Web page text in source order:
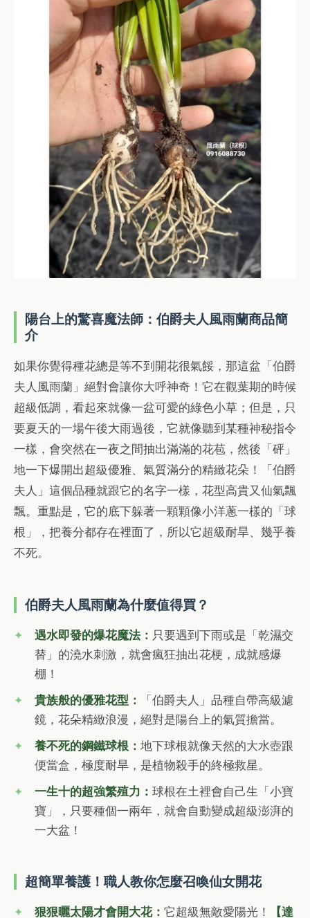
陽台上的驚喜魔法師：伯爵夫人風雨蘭商品簡
介
如果你覺得種花總是等不到開花很氣餒，那這盆「伯爵
夫人風雨蘭」絕對會讓你大呼神奇！它在觀葉期的時候
超級低調，看起來就像一盆可愛的綠色小草；但是，只
要夏天的一場午後大雨過後，它就像聽到某種神秘指令
一樣，會突然在一夜之間抽出滿滿的花苞，然後「砰」
地一下爆開出超級優雅、氣質滿分的精緻花朵！「伯爵
夫人」這個品種就跟它的名字一樣，花型高貴又仙氣飄
飄。重點是，它的底下躲著一顆顆像小洋蔥一樣的「球
根」，把養分都存在裡面了，所以它超級耐旱、幾乎養
不死。
伯爵夫人風雨蘭為什麼值得買？
遇水即發的爆花魔法： 只要遇到下雨或是「乾濕交
替」的澆水刺激，就會瘋狂抽出花梗，成就感爆
棚！
貴族般的優雅花型：
「伯爵夫人」品種自帶高級濾
鏡，花朵精緻浪漫，絕對是陽台上的氣質擔當。
養不死的鋼鐵球根：地下球根就像天然的大水壺跟
便當盒，極度耐旱，是植物殺手的終極救星。
一生十的超強繁殖力：球根在土裡會自己生「小寶
寶」，只要種個一兩年，就會自動變成超級澎湃的
一大盆！
超簡單養護！職人教你怎麼召喚仙女開花
狠狠曬太陽才會開大花：它超級無敵愛陽光！ 【達